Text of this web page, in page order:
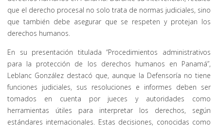
que el derecho procesal no solo trata de normas judiciales, sino
que también debe asegurar que se respeten y protejan los
derechos humanos.
En su presentación titulada “Procedimientos administrativos
para la protección de los derechos humanos en Panamá”,
Leblanc González destacó que, aunque la Defensoría no tiene
funciones judiciales, sus resoluciones e informes deben ser
tomados en cuenta por jueces y autoridades como
herramientas útiles para interpretar los derechos, según
estándares internacionales. Estas decisiones, conocidas como